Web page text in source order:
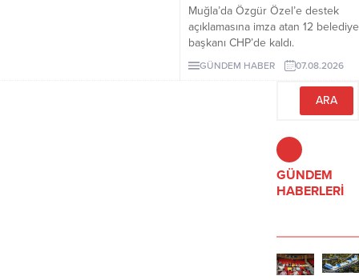
Muğla’da Özgür Özel’e destek
açıklamasına imza atan 12 belediye
başkanı CHP’de kaldı.
Milletvekilleri Yeni Parti’ye
geçerken belediye başkanlarının
tutumu ve CHP yönetiminin
GÜNDEM HABER 07.08.2026
GÜNDEM
HABERLERİ